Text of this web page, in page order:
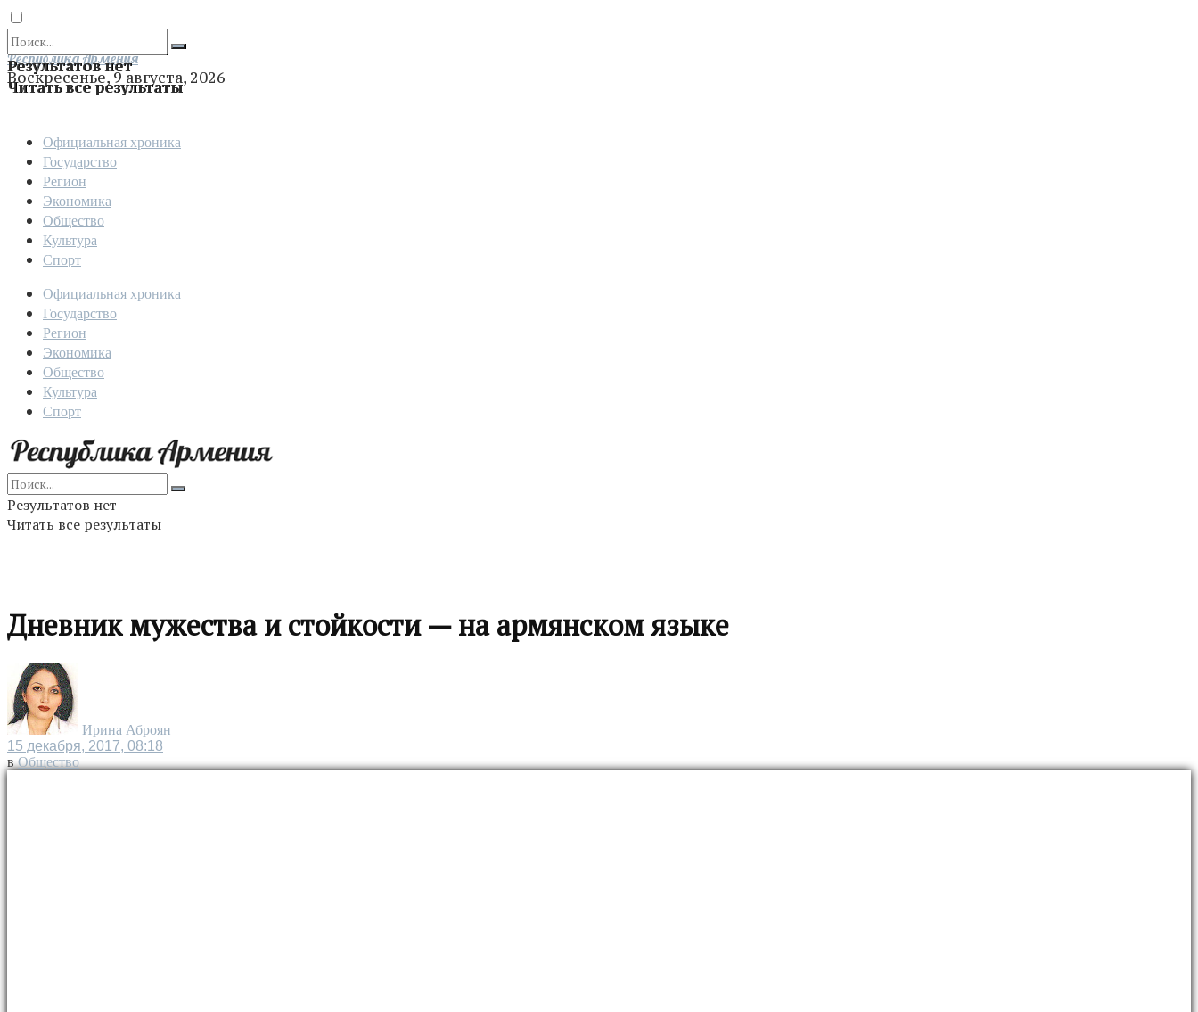
Результатов нет
Читать все результаты
Отправить
Республика Армения
Воскресенье, 9 августа, 2026
Официальная хроника
Государство
Регион
Экономика
Общество
Культура
Спорт
Официальная хроника
Государство
Регион
Экономика
Общество
Культура
Спорт
Результатов нет
Читать все результаты
Дневник мужества и стойкости — на армянском языке
Ирина Аброян
15 декабря, 2017, 08:18
в Общество